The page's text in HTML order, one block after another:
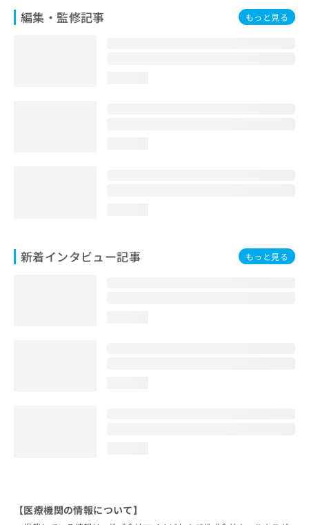
編集・監修記事 もっと見る
新着インタビュー記事 もっと見る
【医療機関の情報について】